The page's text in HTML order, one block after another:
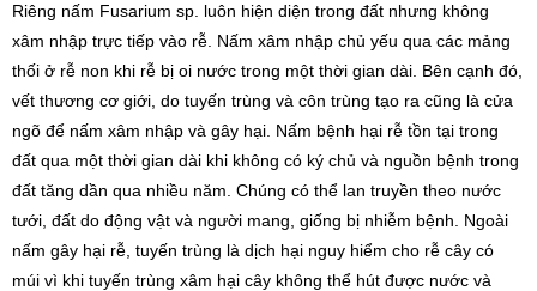
Riêng nấm Fusarium sp. luôn hiện diện trong đất nhưng không
xâm nhập trực tiếp vào rễ. Nấm xâm nhập chủ yếu qua các mảng
thối ở rễ non khi rễ bị oi nước trong một thời gian dài. Bên cạnh đó,
vết thương cơ giới, do tuyến trùng và côn trùng tạo ra cũng là cửa
ngõ để nấm xâm nhập và gây hại. Nấm bệnh hại rễ tồn tại trong
đất qua một thời gian dài khi không có ký chủ và nguồn bệnh trong
đất tăng dần qua nhiều năm. Chúng có thể lan truyền theo nước
tưới, đất do động vật và người mang, giống bị nhiễm bệnh. Ngoài
nấm gây hại rễ, tuyến trùng là dịch hại nguy hiểm cho rễ cây có
múi vì khi tuyến trùng xâm hại cây không thể hút được nước và